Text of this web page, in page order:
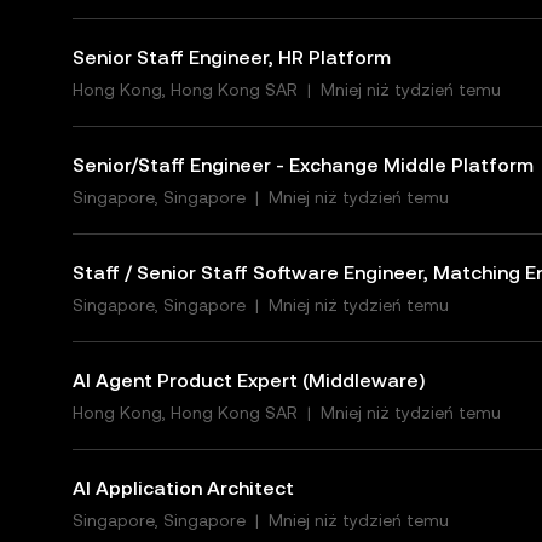
Senior Staff Engineer, HR Platform
Hong Kong, Hong Kong SAR | Mniej niż tydzień temu
Senior/Staff Engineer - Exchange Middle Platform
Singapore, Singapore | Mniej niż tydzień temu
Staff / Senior Staff Software Engineer, Matching
Singapore, Singapore | Mniej niż tydzień temu
AI Agent Product Expert (Middleware)
Hong Kong, Hong Kong SAR | Mniej niż tydzień temu
AI Application Architect
Singapore, Singapore | Mniej niż tydzień temu